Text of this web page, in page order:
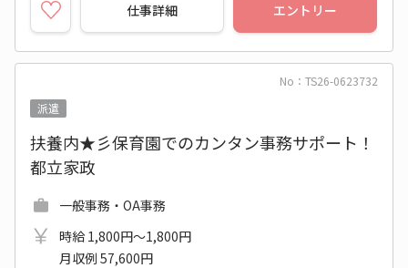
仕事詳細 エントリー
No：TS26-0623732
派遣
扶養内★彡保育園でのカンタン事務サポート！
都立家政
一般事務・OA事務
時給 1,800円～1,800円
月収例 57,600円